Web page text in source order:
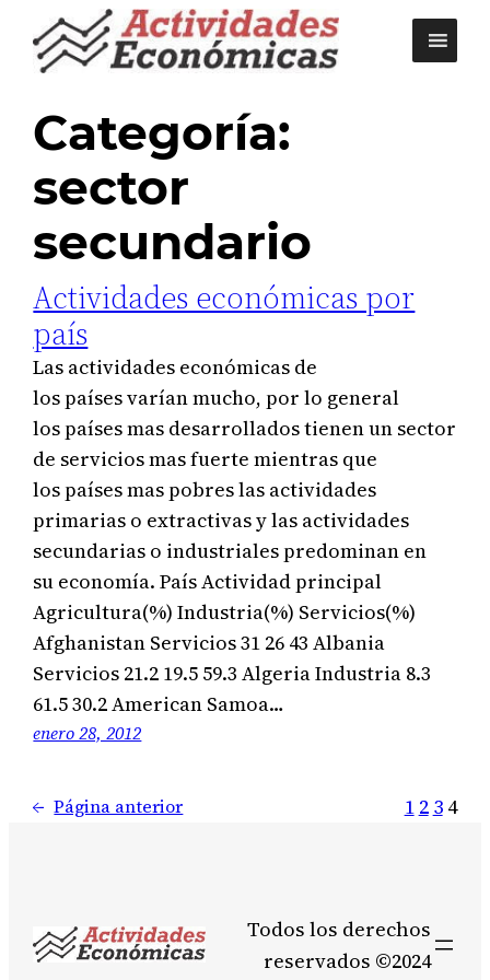
Saltar
Categoría:
sector
secundario
Actividades económicas por
país
Las actividades económicas de
los países varían mucho, por lo general
los países mas desarrollados tienen un sector
de servicios mas fuerte mientras que
los países mas pobres las actividades
primarias o extractivas y las actividades
secundarias o industriales predominan en
su economía. País Actividad principal
Agricultura(%) Industria(%) Servicios(%)
Afghanistan Servicios 31 26 43 Albania
Servicios 21.2 19.5 59.3 Algeria Industria 8.3
61.5 30.2 American Samoa…
enero 28, 2012
← Página anterior 1 2 3 4
Todos los derechos
reservados ©2024